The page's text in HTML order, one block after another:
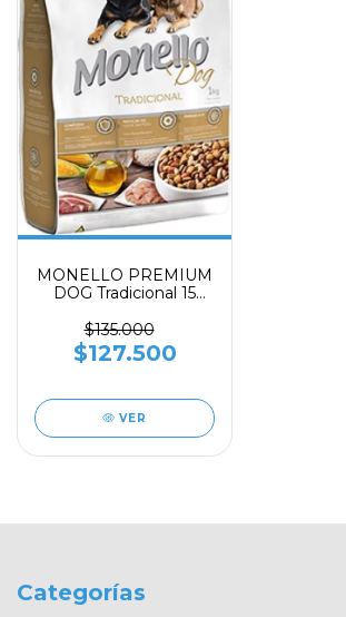
MONELLO PREMIUM
DOG Tradicional 15
$135.000
$127.500
VER
Categorías